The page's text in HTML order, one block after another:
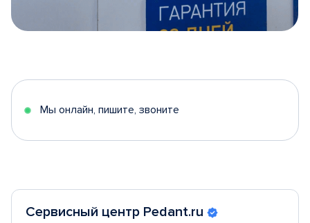
5
Мы онлайн, пишите, звоните
Сервисный центр Pedant.ru